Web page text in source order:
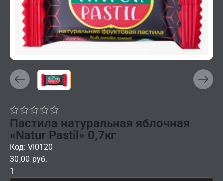
Пастила натуральная яблочная
«Natur Pastil» 0,7кг
Код: VI0120
30,00 руб.
1